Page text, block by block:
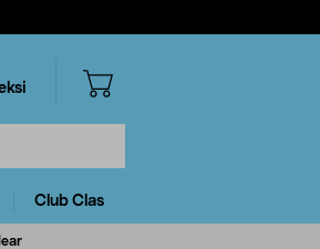
Club Clas